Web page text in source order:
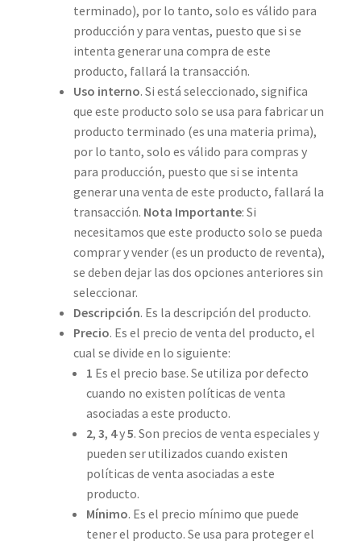
terminado), por lo tanto, solo es válido para
producción y para ventas, puesto que si se
intenta generar una compra de este
producto, fallará la transacción.
Uso interno. Si está seleccionado, significa
que este producto solo se usa para fabricar un
producto terminado (es una materia prima),
por lo tanto, solo es válido para compras y
para producción, puesto que si se intenta
generar una venta de este producto, fallará la
transacción. Nota Importante: Si
necesitamos que este producto solo se pueda
comprar y vender (es un producto de reventa),
se deben dejar las dos opciones anteriores sin
seleccionar.
Descripción. Es la descripción del producto.
Precio. Es el precio de venta del producto, el
cual se divide en lo siguiente:
1 Es el precio base. Se utiliza por defecto
cuando no existen políticas de venta
asociadas a este producto.
2, 3, 4y5. Son precios de venta especiales y
pueden ser utilizados cuando existen
políticas de venta asociadas a este
producto.
Mínimo. Es el precio mínimo que puede
tener el producto. Se usa para proteger el